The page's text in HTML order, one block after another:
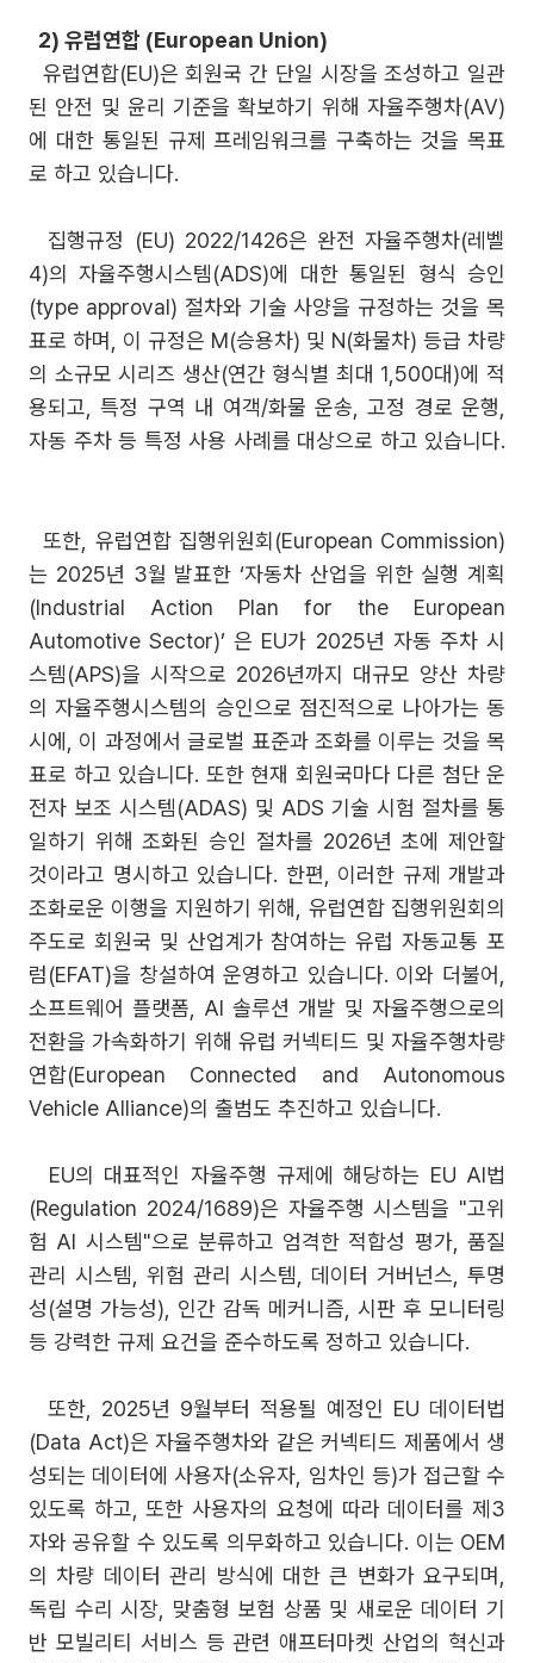
2) 유럽연합 (European Union)
유럽연합(EU)은 회원국 간 단일 시장을 조성하고 일관
된 안전 및 윤리 기준을 확보하기 위해 자율주행차(AV)
에 대한 통일된 규제 프레임워크를 구축하는 것을 목표
로 하고 있습니다.
집행규정 (EU) 2022/1426은 완전 자율주행차(레벨
4)의 자율주행시스템(ADS)에 대한 통일된 형식 승인
(type approval) 절차와 기술 사양을 규정하는 것을 목
표로 하며, 이 규정은 M(승용차) 및 N(화물차) 등급 차량
의 소규모 시리즈 생산(연간 형식별 최대 1,500대)에 적
용되고, 특정 구역 내 여객/화물 운송, 고정 경로 운행,
자동 주차 등 특정 사용 사례를 대상으로 하고 있습니다.
또한, 유럽연합 집행위원회(European Commission)
는 2025년 3월 발표한 ‘자동차 산업을 위한 실행 계획
(Industrial Action Plan for the European
Automotive Sector)’ 은 EU가 2025년 자동 주차 시
스템(APS)을 시작으로 2026년까지 대규모 양산 차량
의 자율주행시스템의 승인으로 점진적으로 나아가는 동
시에, 이 과정에서 글로벌 표준과 조화를 이루는 것을 목
표로 하고 있습니다. 또한 현재 회원국마다 다른 첨단 운
전자 보조 시스템(ADAS) 및 ADS 기술 시험 절차를 통
일하기 위해 조화된 승인 절차를 2026년 초에 제안할
것이라고 명시하고 있습니다. 한편, 이러한 규제 개발과
조화로운 이행을 지원하기 위해, 유럽연합 집행위원회의
주도로 회원국 및 산업계가 참여하는 유럽 자동교통 포
럼(EFAT)을 창설하여 운영하고 있습니다. 이와 더불어,
소프트웨어 플랫폼, AI 솔루션 개발 및 자율주행으로의
전환을 가속화하기 위해 유럽 커넥티드 및 자율주행차량
연합(European Connected and Autonomous
Vehicle Alliance)의 출범도 추진하고 있습니다.
EU의 대표적인 자율주행 규제에 해당하는 EU AI법
(Regulation 2024/1689)은 자율주행 시스템을 "고위
험 AI 시스템"으로 분류하고 엄격한 적합성 평가, 품질
관리 시스템, 위험 관리 시스템, 데이터 거버넌스, 투명
성(설명 가능성), 인간 감독 메커니즘, 시판 후 모니터링
등 강력한 규제 요건을 준수하도록 정하고 있습니다.
또한, 2025년 9월부터 적용될 예정인 EU 데이터법
(Data Act)은 자율주행차와 같은 커넥티드 제품에서 생
성되는 데이터에 사용자(소유자, 임차인 등)가 접근할 수
있도록 하고, 또한 사용자의 요청에 따라 데이터를 제3
자와 공유할 수 있도록 의무화하고 있습니다. 이는 OEM
의 차량 데이터 관리 방식에 대한 큰 변화가 요구되며,
독립 수리 시장, 맞춤형 보험 상품 및 새로운 데이터 기
반 모빌리티 서비스 등 관련 애프터마켓 산업의 혁신과